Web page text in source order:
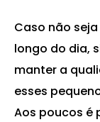
Caso não
longo do dia,
manter a
esses
Aos poucos é